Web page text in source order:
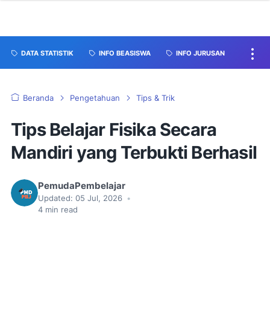
DATA STATISTIK INFO BEASISWA INFO JURUSAN
Beranda Pengetahuan Tips & Trik
Tips Belajar Fisika Secara
Mandiri yang Terbukti Berhasil
PemudaPembelajar
Updated: 05 Jul, 2026 •
4 min read